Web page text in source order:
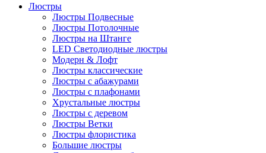
Люстры
Люстры Подвесные
Люстры Потолочные
Люстры на Штанге
LED Светодиодные люстры
Модерн & Лофт
Люстры классические
Люстры с абажурами
Люстры с плафонами
Хрустальные люстры
Люстры с деревом
Люстры Ветки
Люстры флористика
Большие люстры